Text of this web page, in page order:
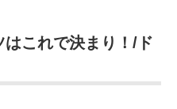
これで決まり！/ド